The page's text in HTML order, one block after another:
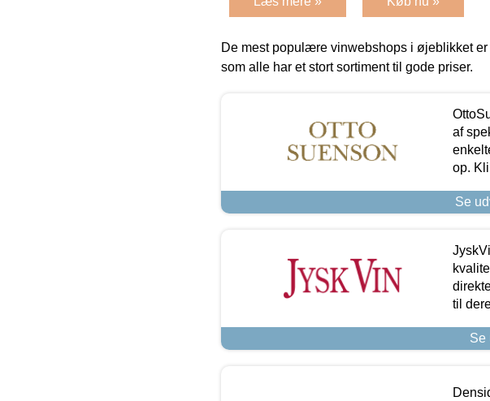
De mest populære vinwebshops i øjeblikket er
som alle har et stort sortiment til gode priser.
af
op.
Se
til
Se